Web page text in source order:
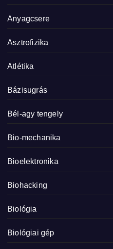
Anyagcsere
Asztrofizika
Atlétika
Bázisugrás
Bél-agy tengely
Bio-mechanika
Bioelektronika
Biohacking
Biológia
Biológiai gép